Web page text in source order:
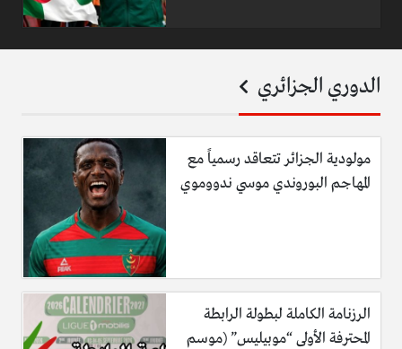
الدوري الجزائري
مولودية الجزائر تتعاقد رسمياً مع
المهاجم البوروندي موسي ندووموي
الرزنامة الكاملة لبطولة الرابطة
المحترفة الأولى “موبيليس” (موسم